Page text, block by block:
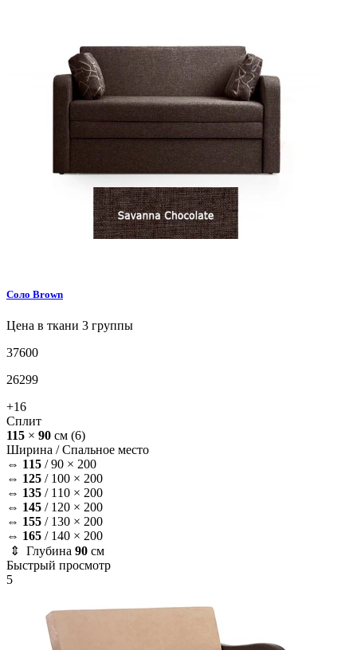
Соло Brown
Цена в ткани 3 группы
37600
26299
+16
Сплит
115 × 90 см (6)
Ширина /Спальное место
⇔ 115 /90 × 200
⇔ 125 / 100 × 200
⇔ 135 / 110 × 200
⇔ 145 / 120 × 200
⇔ 155 / 130 × 200
⇔ 165 / 140 × 200
⇕ Глубина 90 см
Быстрый просмотр
5